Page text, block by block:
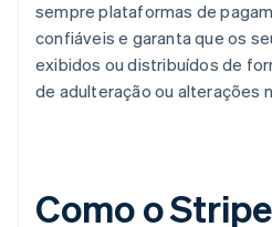
sempre plataformas de
confiáveis e garanta que os
exibidos ou distribuídos de
de adulteração ou alterações
Como o